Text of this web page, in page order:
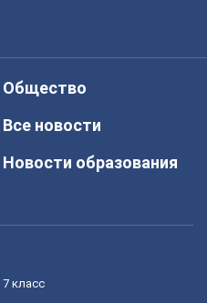
Общество
Все новости
Новости образования
7 класс